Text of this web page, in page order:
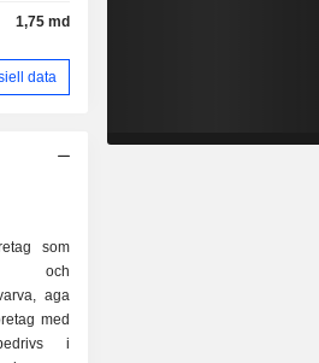
1,75 md
data
som
och
aga
med
i